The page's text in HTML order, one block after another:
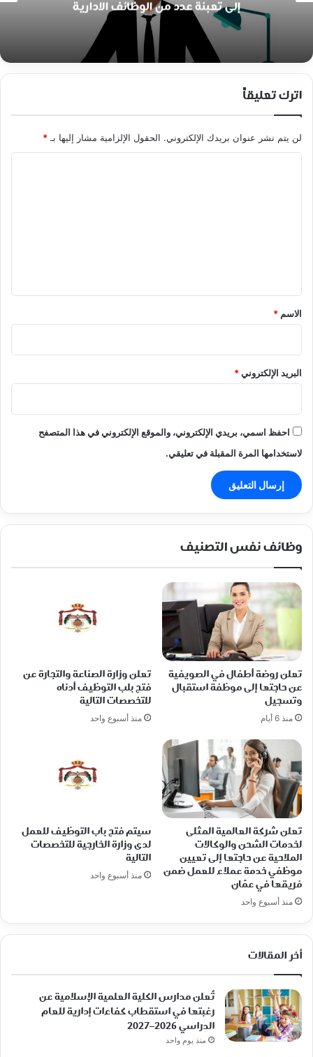
إلى تعبئة عدد من الوظائف الادارية
اترك تعليقاً
لن يتم نشر عنوان بريدك الإلكتروني. الحقول الإلزامية مشار إليها بـ*
*
الاسم *
البريد الإلكتروني*
احفظ اسمي، بريدي الإلكتروني، والموقع الإلكتروني في هذا المتصفح
لاستخدامها المرة المقبلة في تعليقي.
وظائف نفس التصنيف
تعلن روضة أطفال في الصويفية
عن حاجتها إلى موظفة استقبال
وتسجيل
منذ 6 أيام
تعلن وزارة الصناعة والتجارة عن
فتح بلب التوظيف أدناه
للتخصصات التالية
منذ أسبوع واحد
تعلن شركة العالمية المثلى
لخدمات الشحن والوكالات
الملاحية عن حاجتها إلى تعيين
موظفي خدمة عملاء للعمل ضمن
فريقها في عمّان
منذ أسبوع واحد
سيتم فتح باب التوظيف للعمل
لدى وزارة الخارجية للتخصصات
التالية
منذ أسبوع واحد
أخر المقالات
تُعلن مدارس الكلية العلمية الإسلامية عن
رغبتها في استقطاب كفاءات إدارية للعام
الدراسي 2026–2027
منذ يوم واحد